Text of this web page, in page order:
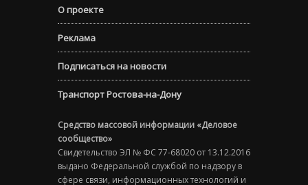
О проекте
Реклама
Подписаться на новости
Транспорт Ростова-на-Дону
Средство массовой информации «Деловое
сообщество»
Свидетельство ЭЛ № ФС 77-68020 от 13.12.2016
выдано Федеральной службой по надзору в
сфере связи, информационных технологий и